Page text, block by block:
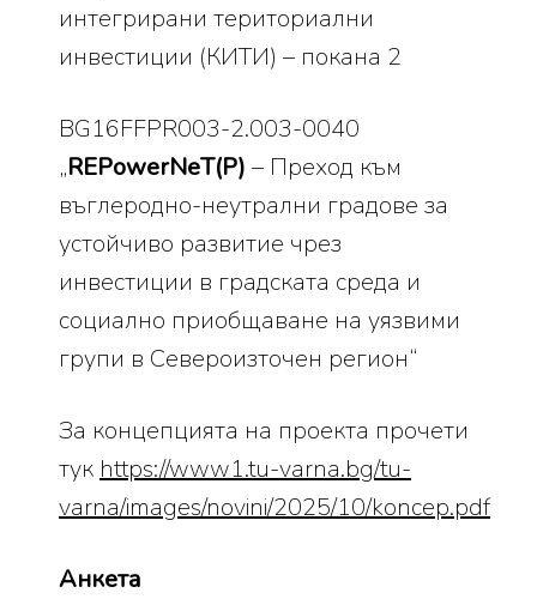
интегрирани териториални
инвестиции (КИТИ) – покана 2
BG16FFPR003-2.003-0040
„REPowerNеT(P) – Преход към
въглеродно-неутрални градове за
устойчиво развитие чрез
инвестиции в градската среда и
социално приобщаване на уязвими
групи в Североизточен регион“
За концепцията на проекта прочети
тук https://www1.tu-varna.bg/tu-
varna/images/novini/2025/10/koncep.pdf
Анкета